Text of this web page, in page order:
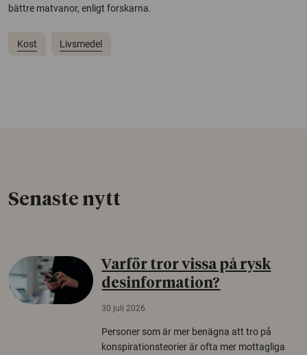
bättre matvanor, enligt forskarna.
Kost Livsmedel
Senaste nytt
Varför tror vissa på rysk
desinformation?
30 juli 2026
Personer som är mer benägna att tro på
konspirationsteorier är ofta mer mottagliga